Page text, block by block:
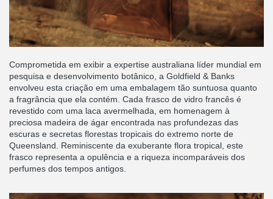
Comprometida em exibir a expertise australiana líder mundial em
pesquisa e desenvolvimento botânico, a Goldfield & Banks
envolveu esta criação em uma embalagem tão suntuosa quanto
a fragrância que ela contém. Cada frasco de vidro francês é
revestido com uma laca avermelhada, em homenagem à
preciosa madeira de ágar encontrada nas profundezas das
escuras e secretas florestas tropicais do extremo norte de
Queensland. Reminiscente da exuberante flora tropical, este
frasco representa a opulência e a riqueza incomparáveis dos
perfumes dos tempos antigos.